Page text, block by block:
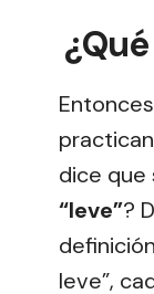
dice que
“leve”?
leve”,